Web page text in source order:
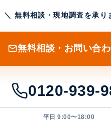
＼ 無料相談・現地調査を承り
無料相談・お問い合
0120-939-
平日 9:00〜18:00